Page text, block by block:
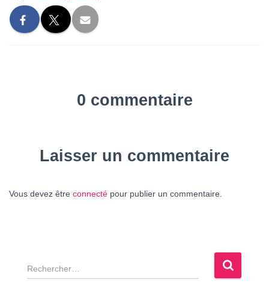
0 commentaire
Laisser un commentaire
Vous devez être connecté pour publier un commentaire.
R
e